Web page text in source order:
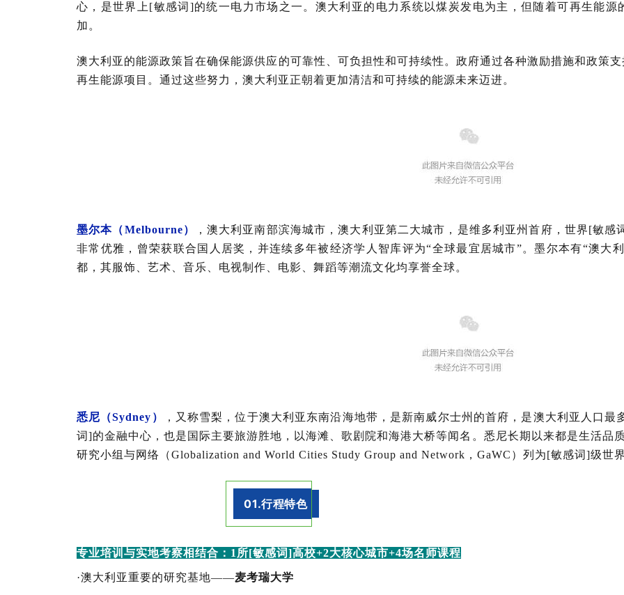
心，是世界上[敏感词]的统一电力市场之一。澳大利亚的电力系统以煤炭发电为主，但随着可再生能源
加。
澳大利亚的能源政策旨在确保能源供应的可靠性、可负担性和可持续性。政府通过各种激励措施和政策
再生能源项目。通过这些努力，澳大利亚正朝着更加清洁和可持续的能源未来迈进。
墨尔本（Melbourne）
，澳大利亚南部滨海城市，澳大利亚第二大城市，是维多利亚州首府，世界[敏
非常优雅， 曾荣获联合国人居奖，并连续多年被经济学人智库评为“全球最宜居城市”。墨尔本有“澳大
都，其服饰、艺术、音乐、电视制作、电影、舞蹈等潮流文化均享誉全球。
悉尼（Sydney）
，又称雪梨，位于澳大利亚东南沿海地带，是新南威尔士州的首府，是澳大利亚人口
词]的金融中心，也是国际主要旅游胜地，以海滩、歌剧院和海港大桥等闻名。悉尼长期以来都是生活品
研究小组与网络（Globalization and World Cities Study Group and Network，GaWC）列为[敏感词]级世界
01.行程特色
专业培训与实地考察相结合：1所[敏感词]高校+2大核心城市+4场名师课程
·澳大利亚重要的研究基地——麦考瑞大学